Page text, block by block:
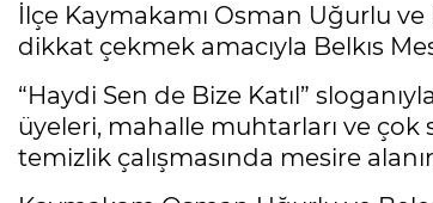
İlçe Kaymakamı Osman Uğurlu
dikkat çekmek amacıyla Belkıs
“Haydi Sen de Bize Katıl”
üyeleri, mahalle muhtarları ve çok
temizlik çalışmasında mesire